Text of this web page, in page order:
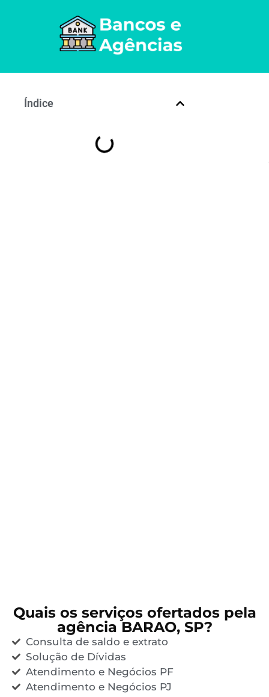
Índice
Quais os serviços ofertados pela
agência BARAO, SP?
Consulta de saldo e extrato
Solução de Dívidas
Atendimento e Negócios PF
Atendimento e Negócios PJ